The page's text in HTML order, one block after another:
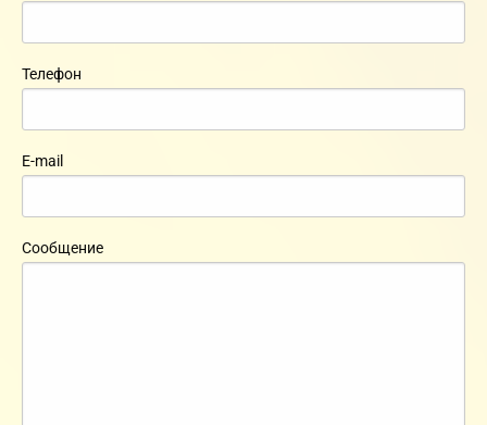
Телефон
E-mail
Сообщение